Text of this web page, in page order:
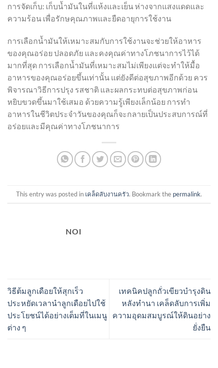
การจัดเก็บ: เก็บน้ำมันในที่แห้งและเย็น ห่างจากแสงแดดและ
ความร้อน เพื่อรักษคุณภาพและยืดอายุการใช้งาน
การเลือกน้ำมันให้เหมาะสมกับการใช้งานจะช่วยให้อาหาร
ของคุณอร่อย ปลอดภัย และคงคุณค่าทางโภชนาการไว้ได้
มากที่สุด การเลือกน้ำมันที่เหมาะสมไม่เพียงแต่จะทำให้มื้อ
อาหารของคุณอร่อยขึ้นเท่านั้น แต่ยังดีต่อสุขภาพอีกด้วย ควร
พิจารณาวิธีการปรุง รสชาติ และผลกระทบต่อสุขภาพก่อน
หยิบขวดขึ้นมาใช้เสมอ ด้วยความรู้เพียงเล็กน้อย การทำ
อาหารในชีวิตประจำวันของคุณก็จะกลายเป็นประสบการณ์ที่
อร่อยและมีคุณค่าทางโภชนาการ
This entry was posted in เคล็ดลับงานครัว. Bookmark the permalink.
NOI
วิธีต้มลูกเดือยให้สุกเร็ว
ประหยัดเวลานำลูกเดือยไปใช้
ประโยชน์ได้อย่างเต็มที่ในเมนู
ต่าง ๆ
เทคนิคปลูกถั่วเขียวบำรุงดิน
หลังทำนา เคล็ดลับการเพิ่ม
ความอุดมสมบูรณ์ให้ดินอย่าง
ยั่งยืน